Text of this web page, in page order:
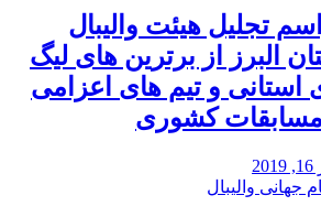
تجلیل هیئت والیبال
البرز از برترین های لیگ
استانی و تیم های اعزامی
مسابقات کشوری